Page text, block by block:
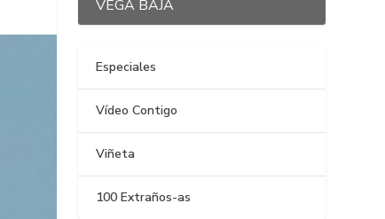
VEGA BAJA
Especiales
Vídeo Contigo
Viñeta
100 Extraños-as